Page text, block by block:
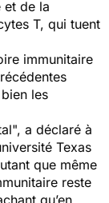
et de la
T, qui tuent
immunitaire
les
", a déclaré à
Texas
que même
reste
qu’en